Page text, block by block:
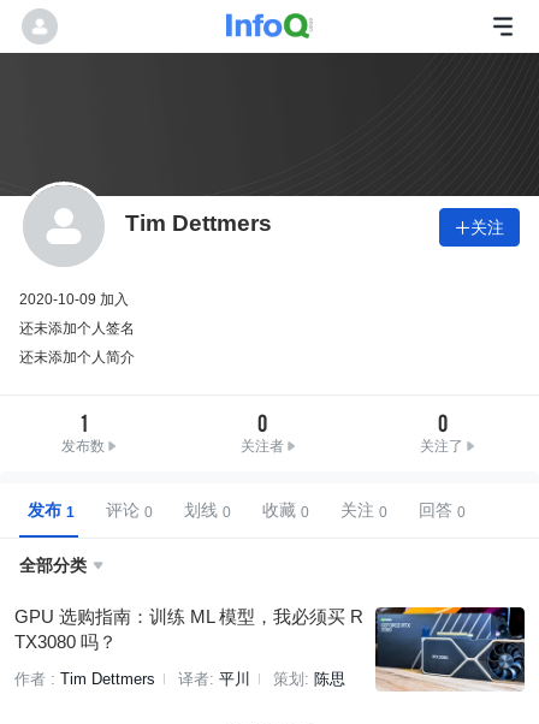
Tim Dettmers 关注
2020-10-09 加入
还未添加个人签名
还未添加个人简介
1
发布数
0
关注者
0
关注了
发布 评论 划线 收藏 关注 回答
全部分类 
GPU 选购指南：训练 ML 模型，我必须买 R
TX3080 吗？
作者 : Tim Dettmers 译者: 平川 策划: 陈思